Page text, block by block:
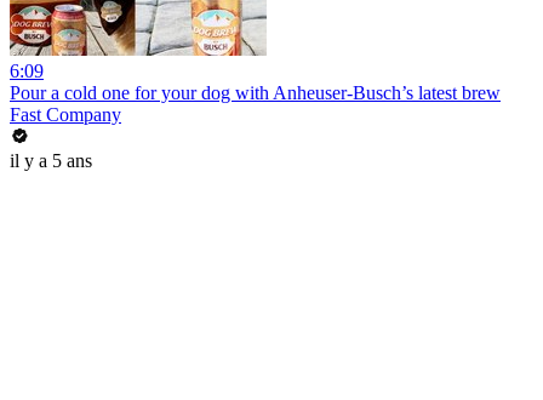
6:09
Pour a cold one for your dog with Anheuser-Busch’s latest brew
Fast Company
il y a 5 ans